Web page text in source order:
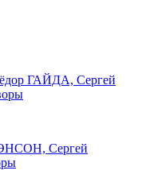
ГАЙДА, Сергей
Сергей